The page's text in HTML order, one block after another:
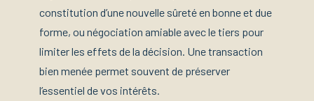
constitution d’une nouvelle sûreté en bonne et due
forme, ou négociation amiable avec le tiers pour
limiter les effets de la décision. Une transaction
bien menée permet souvent de préserver
l’essentiel de vos intérêts.